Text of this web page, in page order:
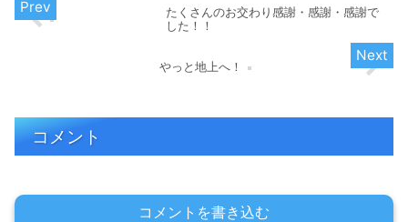
たくさんのお交わり感謝・感謝・感謝で
した！！
やっと地上へ！
コメント
コメントを書き込む